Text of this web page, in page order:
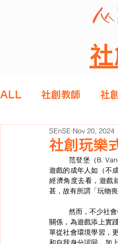
ALL 社創教師 社
社創玩樂
SEnSE Nov 20, 2024
	范登堡（B. Vandenberg）和格里．克爾夫內（Gary Wayne Kielhofner）的研究注意到在現代社會，大眾會視玩
遊戲的成年人如（不
經濟角度去看，遊戲
甚，故有所謂「玩物
關係，為遊戲添上實
單從社會環境學習，